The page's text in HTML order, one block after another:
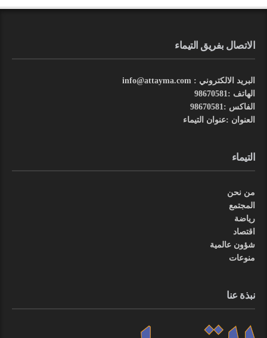
الاتصال بفريق التيماء
البريد الالكتروني : info@attayma.com
الهاتف :98670581
الفاكس :98670581
العنوان :عنوان التيماء
التيماء
من نحن
المجتمع
رياضة
اقتصاد
شؤون عالمية
منوعات
نبذة عنا